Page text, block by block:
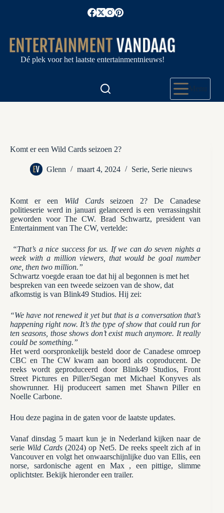
Dé plek voor het laatste entertainmentnieuws!
Menu
Komt er een Wild Cards seizoen 2?
Glenn maart 4, 2024 Serie, Serie nieuws
Komt er een Wild Cardsseizoen 2? De Canadese
politieserie werd in januari gelanceerd is een verrassingshit
geworden voor The CW. Brad Schwartz, president van
Entertainment van The CW, vertelde:
“That’s a nice success for us. If we can do seven nights a
week with a million viewers, that would be goal number
one, then two million.”
Schwartz voegde eraan toe dat hij al begonnen is met het
bespreken van een tweede seizoen van de show, dat
afkomstig is van Blink49 Studios. Hij zei:
“We have not renewed it yet but that is a conversation that’s
happening right now. It’s the type of show that could run for
ten seasons, those shows don’t exist much anymore. It really
could be something.”
Het werd oorspronkelijk besteld door de Canadese omroep
CBC en The CW kwam aan boord als coproducent. De
reeks wordt geproduceerd door Blink49 Studios, Front
Street Pictures en Piller/Segan met Michael Konyves als
showrunner. Hij produceert samen met Shawn Piller en
Noelle Carbone.
Hou deze pagina in de gaten voor de laatste updates.
Vanaf dinsdag 5 maart kun je in Nederland kijken naar de
serie Wild Cards (2024) op Net5. De reeks speelt zich af in
Vancouver en volgt het onwaarschijnlijke duo van Ellis, een
norse, sardonische agent en Max , een pittige, slimme
oplichtster. Bekijk hieronder een trailer.